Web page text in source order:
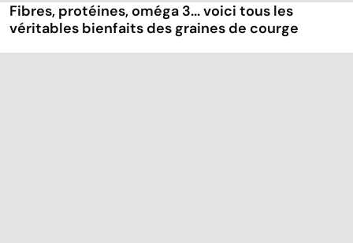
Fibres, protéines, oméga 3... voici tous les
véritables bienfaits des graines de courge